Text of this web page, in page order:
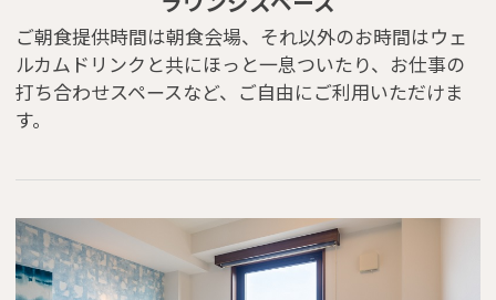
※You will be redirected to Choice Hotel International official
clicking each hotel name.
Rates and the membership program differ from Japanese website.
You can see the FAQ as follows.
FAQs
ご朝食提供時間は朝食会場、それ以外のお時間はウェ
ルカムドリンクと共にほっと一息ついたり、お仕事の
打ち合わせスペースなど、ご自由にご利用いただけま
す。